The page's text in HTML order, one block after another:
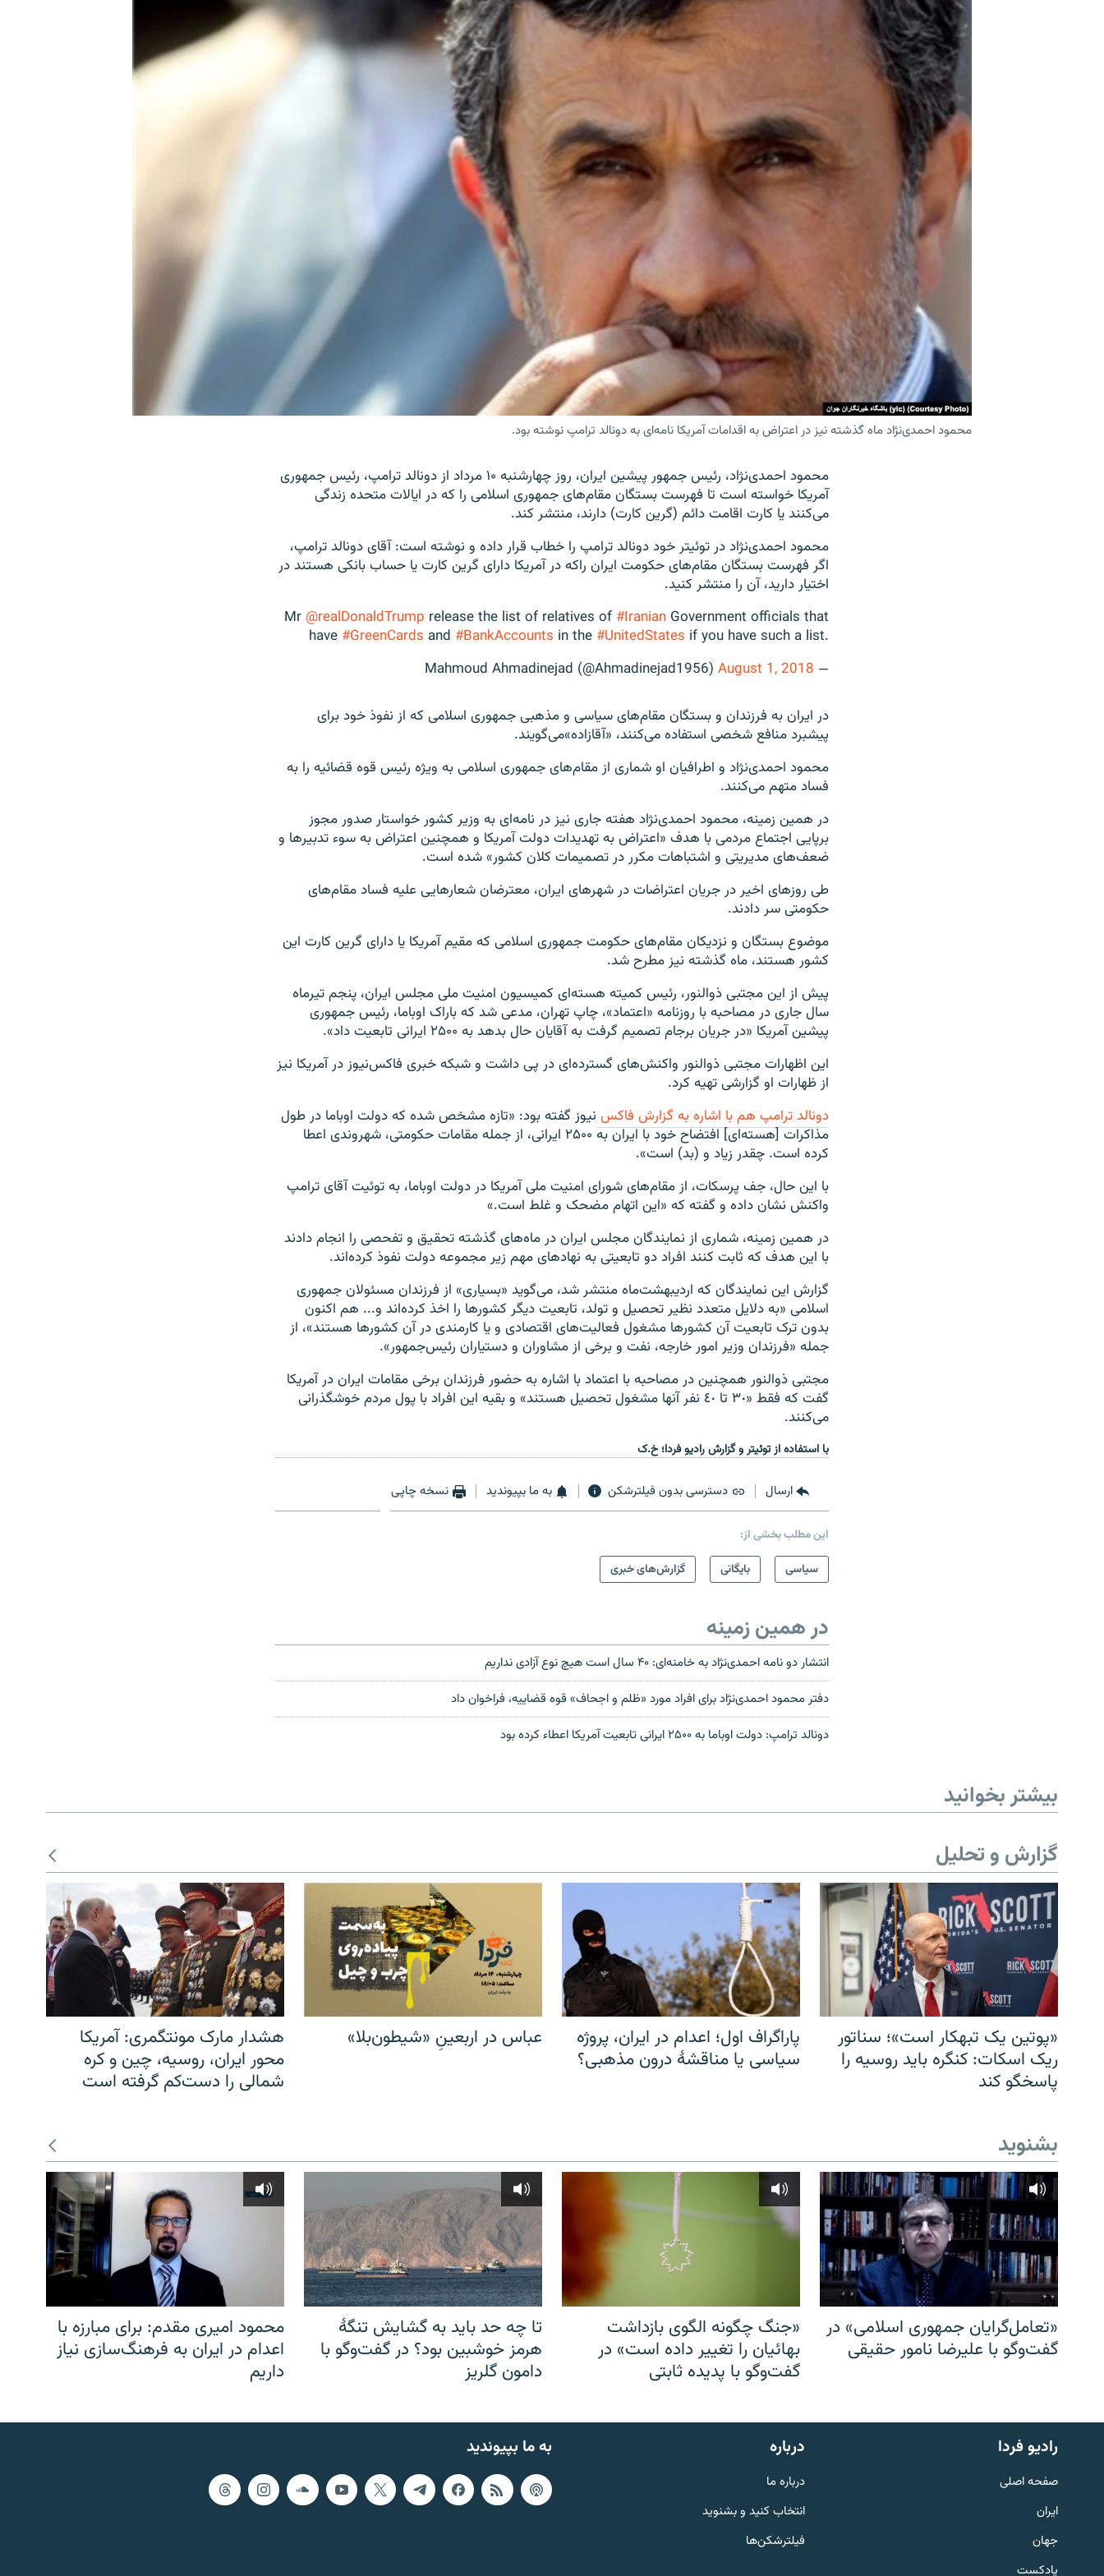
English
به ما بپیوندید
محمود احمدی‌نژاد ماه گذشته نیز در اعتراض به اقدامات آمریکا نامه‌ای به دونالد ترامپ نوشته بود.
محمود احمدی‌نژاد، رئیس جمهور پیشین ایران، روز چهارشنبه ۱۰ مرداد از دونالد ترامپ، رئیس جمهوری
آمریکا خواسته است تا فهرست بستگان مقام‌های جمهوری اسلامی را که در ایالات متحده زندگی
می‌کنند یا کارت اقامت دائم (گرین کارت) دارند، منتشر کند.
محمود احمدی‌نژاد در توئیتر خود دونالد ترامپ را خطاب قرار داده و نوشته است: آقای دونالد ترامپ،
اگر فهرست بستگان مقام‌های حکومت ایران راکه در آمریکا دارای گرین کارت یا حساب بانکی هستند در
اختیار دارید، آن را منتشر کنید.
Mr @realDonaldTrump release the list of relatives of #IranianGovernment officials that
have #GreenCards and #BankAccounts in the #UnitedStates if you have such a list.
— Mahmoud Ahmadinejad (@Ahmadinejad1956)
August 1, 2018
در ایران به فرزندان و بستگان مقام‌های سیاسی و مذهبی جمهوری اسلامی که از نفوذ خود برای
پیشبرد منافع شخصی استفاده می‌کنند، «آقازاده»می‌گویند.
محمود احمدی‌نژاد و اطرافیان او شماری از مقام‌های جمهوری اسلامی به ویژه رئیس قوه قضائیه را به
فساد متهم می‌کنند.
در همین زمینه، محمود احمدی‌نژاد هفته جاری نیز در نامه‌ای به وزیر کشور خواستار صدور مجوز
برپایی اجتماع مردمی با هدف «اعتراض به تهدیدات دولت آمریکا و همچنین اعتراض به سوء تدبیرها و
ضعف‌های مدیریتی و اشتباهات مکرر در تصمیمات کلان کشور» شده است.
طی روزهای اخیر در جریان اعتراضات در شهرهای ایران، معترضان شعارهایی علیه فساد مقام‌های
حکومتی سر دادند.
موضوع بستگان و نزدیکان مقام‌های‌ حکومت جمهوری اسلامی که مقیم آمریکا یا دارای گرین کارت این
کشور هستند، ماه گذشته نیز مطرح شد.
پیش از این مجتبی ذوالنور، رئیس کمیته هسته‌ای کمیسیون امنیت ملی مجلس ایران، پنجم تیرماه
سال جاری در مصاحبه‌ با روزنامه «اعتماد»، چاپ تهران، مدعی شد که باراک اوباما، رئیس جمهوری
پیشین آمریکا «در جریان برجام تصمیم گرفت به آقایان حال بدهد به ۲۵۰۰ ایرانی تابعیت داد».
این اظهارات مجتبی ذوالنور واکنش‌های گسترده‌ای در پی داشت و شبکه خبری فاکس‌نیوز در آمریکا نیز
از ظهارات او گزارشی تهیه کرد.
دونالد ترامپ هم با اشاره به گزارش فاکس نیوز گفته بود: «تازه مشخص شده که دولت اوباما در طول
مذاکرات [هسته‌ای] افتضاح خود با ایران به ۲۵۰۰ ایرانی، از جمله مقامات حکومتی، شهروندی اعطا
کرده است. چقدر زیاد و (بد) است».
با این حال، جف پرسکات، از مقام‌های شورای امنیت ملی آمریکا در دولت اوباما، به توئیت آقای ترامپ
واکنش نشان داده و گفته که «این اتهام مضحک و غلط است.»
در همین زمینه، شماری از نمایندگان مجلس ایران در ماه‌های گذشته تحقیق و تفحصی را انجام دادند
با این هدف که ثابت کنند افراد دو تابعیتی به نهادهای مهم زیر مجموعه دولت نفوذ کرده‌اند.
گزارش این نمایندگان که اردیبهشت‌ماه منتشر شد، می‌گوید «بسیاری» از فرزندان مسئولان جمهوری
اسلامی «به دلایل متعدد نظیر تحصیل و تولد، تابعیت دیگر کشورها را اخذ کرده‌اند و... هم اکنون
بدون ترک تابعیت آن کشورها مشغول فعالیت‌های اقتصادی و یا کارمندی در آن کشورها هستند»، از
جمله «فرزندان وزیر امور خارجه، نفت و برخی از مشاوران و دستیاران رئیس‌جمهور».
مجتبی ذوالنور همچنین در مصاحبه با اعتماد با اشاره به حضور فرزندان برخی مقامات ایران در آمریکا
گفت که فقط «٣٠ تا ٤٠ نفر آنها مشغول تحصیل هستند» و بقیه این افراد با پول مردم خوشگذرانی
می‌کنند.
با استفاده از توئیتر و گزارش رادیو فردا؛ خ.ک
ارسال دسترسی بدون فیلترشکن به ما بپیوندید نسخه چاپی
این مطلب بخشی از:
سیاسی
بایگانی گزارش‌های خبری
در همین زمینه
انتشار دو نامه احمدی‌نژاد به خامنه‌ای: ۴۰ سال است هیچ نوع آزادی نداریم
دفتر محمود احمدی‌نژاد برای افراد مورد «ظلم و اجحاف» قوه قضاییه، فراخوان داد
دونالد ترامپ: دولت اوباما به ۲۵۰۰ ایرانی تابعیت آمریکا اعطاء کرده بود
بیشتر بخوانید
گزارش و تحلیل
«پوتین یک تبهکار است»؛ سناتور
ریک اسکات: کنگره باید روسیه را
پاسخگو کند
پاراگراف اول؛ اعدام در ایران، پروژه
سیاسی یا مناقشهٔ درون مذهبی؟
عباس در اربعینِ «شیطون‌بلا»
هشدار مارک مونتگمری: آمریکا
محور ایران، روسیه، چین و کره
شمالی را دست‌کم گرفته است
بشنوید
«تعامل‌گرایان جمهوری اسلامی» در
گفت‌وگو با علیرضا نامور حقیقی
«جنگ چگونه الگوی بازداشت
بهائیان را تغییر داده است» در
گفت‌وگو با پدیده ثابتی
تا چه حد باید به گشایش تنگهٔ
هرمز خوشبین بود؟ در گفت‌وگو با
دامون گلریز
محمود امیری مقدم: برای مبارزه با
اعدام در ایران به فرهنگ‌سازی نیاز
داریم
به ما بپیوندید رادیو فردا
صفحه اصلی
ایران
جهان
پادکست
درباره
درباره ما
انتخاب کنید و بشنوید
فیلترشکن‌ها